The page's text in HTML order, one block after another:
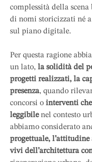
complessità della scena
di nomi storicizzati né
sul piano digitale.
Per questa ragione
un lato, la solidità del
progetti realizzati, la
presenza, quando
concorsi o interventi
leggibilenel contesto
abbiamo considerato
progettuale,
vivi dell’architettura